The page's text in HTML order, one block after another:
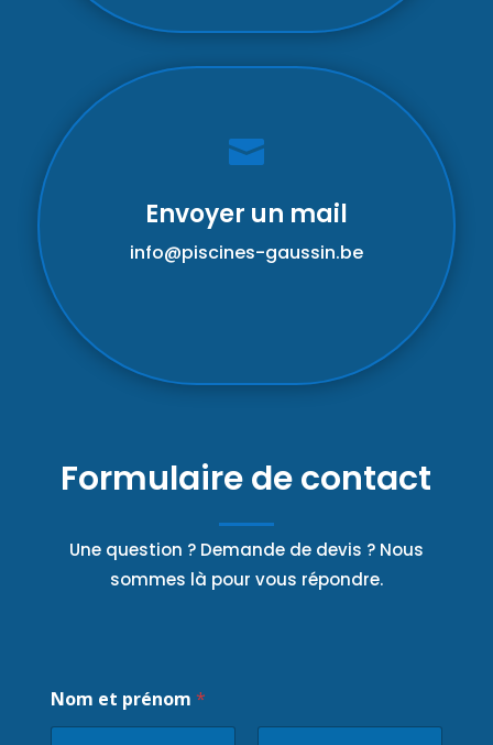

Envoyer un mail
info@piscines-gaussin.be
Formulaire de contact
Une question ? Demande de devis ? Nous
sommes là pour vous répondre.
Nom et prénom *